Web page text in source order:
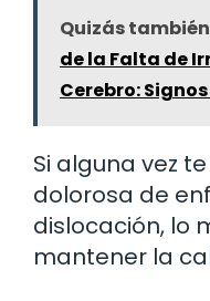
Quizás
de la Falta de
Cerebro:
Si alguna vez
dolorosa de
dislocación, lo
mantener la